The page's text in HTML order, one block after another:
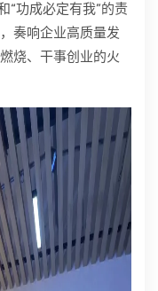
“功成必定有我”的责
奏响企业高质量发
烧、干事创业的火